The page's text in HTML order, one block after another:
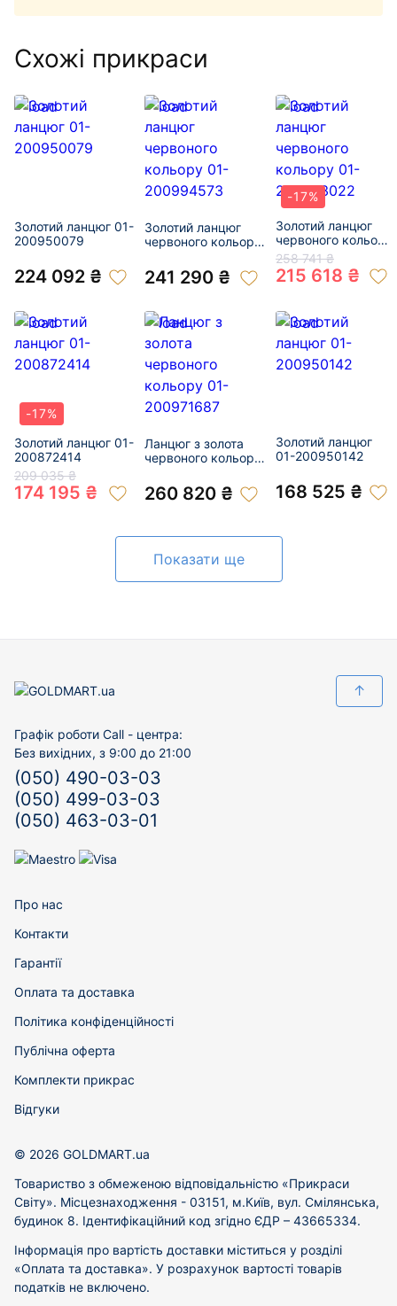
Схожі прикраси
Золотий ланцюг 01-
200950079
224 092 ₴
Золотий ланцюг
червоного кольору
241 290 ₴
-17%
Золотий ланцюг
червоного кольору
01-200863022
258 741 ₴
215 618 ₴
-17%
Золотий ланцюг 01-
200872414
209 035 ₴
174 195 ₴
Ланцюг з золота
червоного кольору
260 820 ₴
Золотий ланцюг
01-200950142
168 525 ₴
Показати ще
↑
Графік роботи Call - центра:
Без вихідних, з 9:00 до 21:00
(050) 490-03-03
(050) 499-03-03
(050) 463-03-01
Про нас
Контакти
Гарантії
Оплата та доставка
Політика конфіденційності
Публічна оферта
Комплекти прикрас
Відгуки
© 2026 GOLDMART.ua
Товариство з обмеженою відповідальністю «Прикраси
Світу». Місцезнаходження - 03151, м.Київ, вул. Смілянська,
будинок 8. Ідентифікаційний код згідно ЄДР – 43665334.
Інформація про вартість доставки міститься у розділі
«Оплата та доставка». У розрахунок вартості товарів
податків не включено.